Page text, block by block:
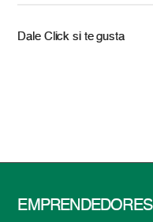
Dale Click si te gusta
EMPRENDEDORES